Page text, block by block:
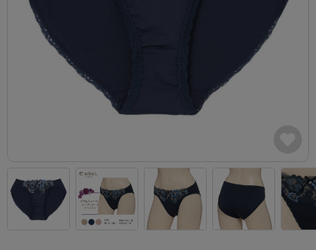
カテゴリから探す
レッグウェア
ストッキング
- 無地ストッキング
- 柄ストッキング
- 着圧ストッキング
- パンティ部レスストッキング
タイツ
インナーウェア
ブラジャー
- ノンワイヤーブラ
- ブラトップ
ショーツ
- レギュラーショーツ
ライフスタイルウェア
ルームウェア・パジャマ
アクティブ・スポーツ
- スポーツブラ
レッグウエア
ソックス・靴下
クルー・レギュラー丈ソックス
スニーカー丈・くるぶし丈ソックス
インナーウエア
メンズパンツ
Tバック・ビキニ
肌着・インナー
ライフスタイルウェア
ルームウェア・パジャマ
レッグウエア
タイツ
ソックス・靴下
クルー・レギュラー丈ソックス
ハイソックス
スクールソックス
インナーウエア
ブラジャー
ノンワイヤーブラ
スポーツブラ
ショーツ
レギュラーショーツ
ブランドから探す
スゴスト
フェイクタイツ
hotto comfort
商品選びのお手伝い
私に似合う、ストッキング選び
タイツの選び方
ご利用ガイド
はじめての方へ
よくある質問（FAQ）